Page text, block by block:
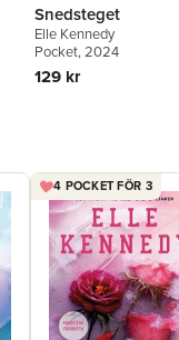
Snedsteget
Elle Kennedy
Pocket, 2024
129 kr
4 POCKET FÖR 3